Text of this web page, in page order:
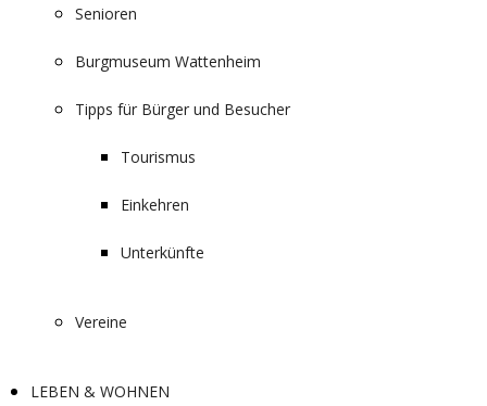
Senioren
Burgmuseum Wattenheim
Tipps für Bürger und Besucher
Tourismus
Einkehren
Unterkünfte
Vereine
LEBEN & WOHNEN